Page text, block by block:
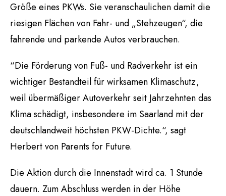
Größe eines PKWs. Sie veranschaulichen damit die
riesigen Flächen von Fahr- und „Stehzeugen“, die
fahrende und parkende Autos verbrauchen.
“Die Förderung von Fuß- und Radverkehr ist ein
wichtiger Bestandteil für wirksamen Klimaschutz,
weil übermäßiger Autoverkehr seit Jahrzehnten das
Klima schädigt, insbesondere im Saarland mit der
deutschlandweit höchsten PKW-Dichte.“, sagt
Herbert von Parents for Future.
Die Aktion durch die Innenstadt wird ca. 1 Stunde
dauern. Zum Abschluss werden in der Höhe